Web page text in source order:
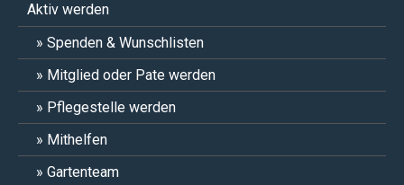
Aktiv werden
Spenden & Wunschlisten
Mitglied oder Pate werden
Pflegestelle werden
Mithelfen
Gartenteam